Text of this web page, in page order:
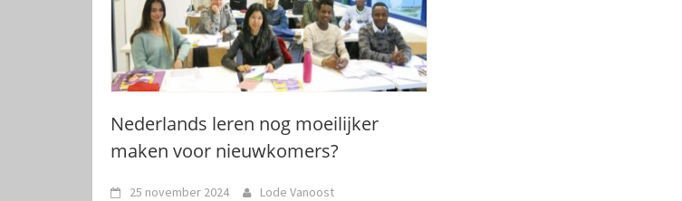
Nederlands leren nog moeilijker
maken voor nieuwkomers?
25 november 2024 Lode Vanoost